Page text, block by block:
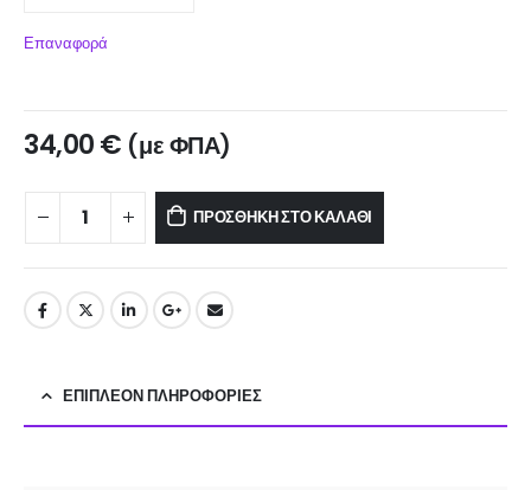
Επαναφορά
34,00€ (με ΦΠΑ)
ΠΡΟΣΘΉΚΗ ΣΤΟ ΚΑΛΆΘΙ
ΕΠΙΠΛΈΟΝ ΠΛΗΡΟΦΟΡΊΕΣ